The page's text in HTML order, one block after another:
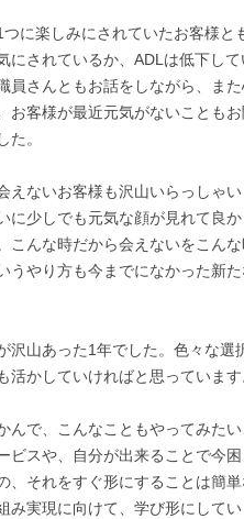
に楽しみにされていたお客様と
にされているか、ADLは低下し
員さんともお話をしながら、ま
お客様が最近元気がないことも
た。
えないお客様も沢山いらっしゃ
に少しでも元気な顔が見れて良
こんな時だから会えないをこん
うやり方も今までになかった新
沢山あった1年でした。色々な選
活かしていければと思っていま
んで、こんなこともやってみた
ビスや、自分が出来ることで今
、それをすぐ形にすることは簡
み実現に向けて、学び形にして